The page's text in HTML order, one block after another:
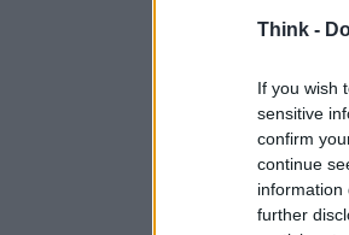
Think -
If you wish
sensitive
confirm
continue
information
further